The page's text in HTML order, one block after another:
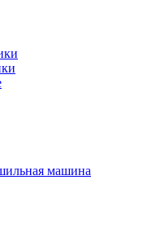
машина